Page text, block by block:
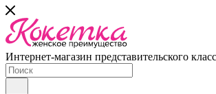
Интернет-магазин представительского